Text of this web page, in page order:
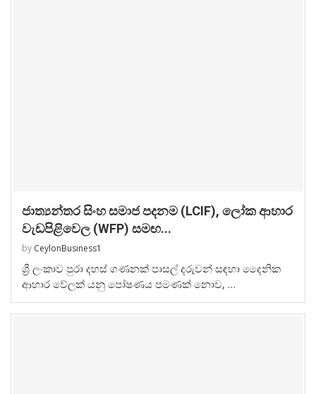
ජාත්‍යන්තර සිංහ සමාජ පදනම (LCIF), ලෝක ආහාර
වැඩපිළිවෙල (WFP) සමඟ...
by CeylonBusiness1
ශ්‍රී ලංකාව පුරා දහස් ගණනක් පාසල් දරුවන් සඳහා දෛනික
ආහාර වේලක් යනු පෝෂණය පමණක් නොව, …